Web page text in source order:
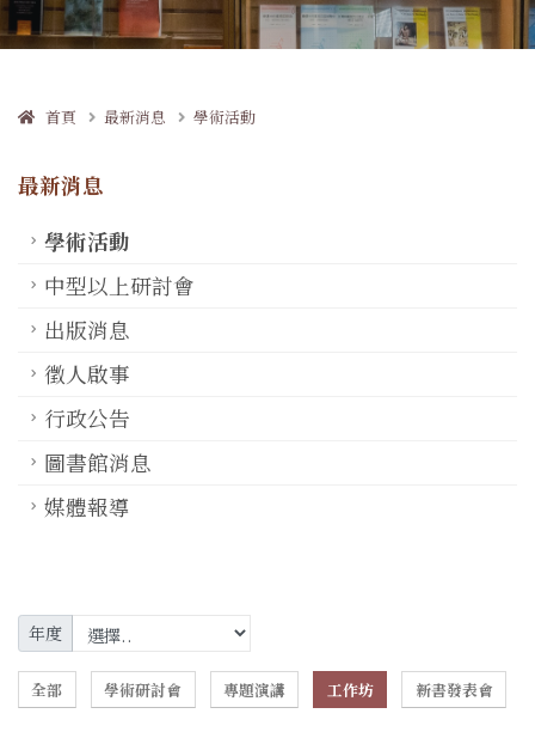
首頁 最新消息 學術活動
最新消息
學術活動
中型以上研討會
出版消息
徵人啟事
行政公告
圖書館消息
媒體報導
年度
全部 學術研討會 專題演講 工作坊 新書發表會